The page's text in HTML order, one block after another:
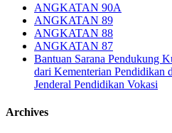
ANGKATAN 90A
ANGKATAN 89
ANGKATAN 88
ANGKATAN 87
Bantuan Sarana Pendukung
dari Kementerian Pendidikan
Jenderal Pendidikan Vokasi
Archives